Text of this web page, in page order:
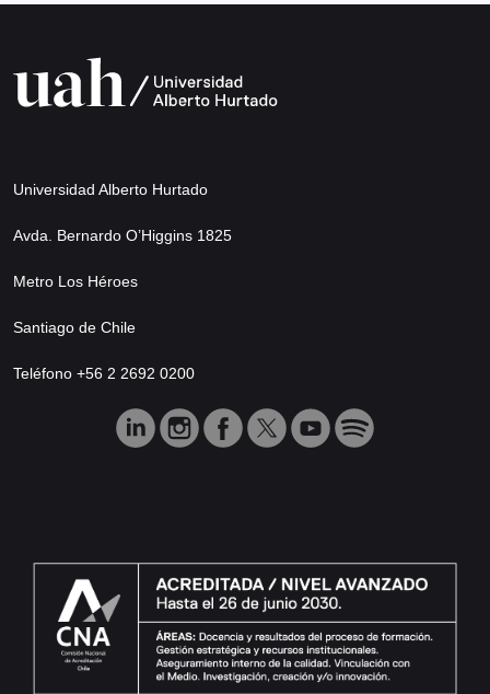
Universidad Alberto Hurtado
Avda. Bernardo O’Higgins 1825
Metro Los Héroes
Santiago de Chile
Teléfono +56 2 2692 0200